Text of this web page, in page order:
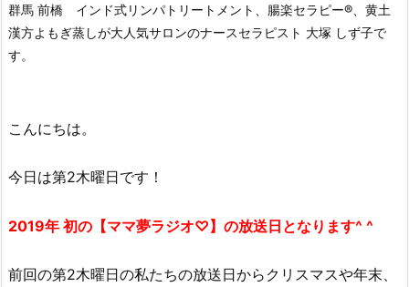
群馬 前橋 インド式リンパトリートメント、腸楽セラピー®︎、黄土
漢方よもぎ蒸しが大人気サロンのナースセラピスト 大塚 しず子で
す。
こんにちは。
今日は第2木曜日です！
2019年 初の【ママ夢ラジオ♡】の放送日となります^ ^
前回の第2木曜日の私たちの放送日からクリスマスや年末、